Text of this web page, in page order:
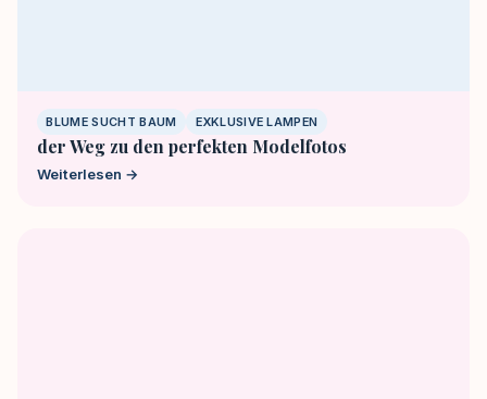
BLUME SUCHT BAUM EXKLUSIVE LAMPEN
der Weg zu den perfekten Modelfotos
Weiterlesen →